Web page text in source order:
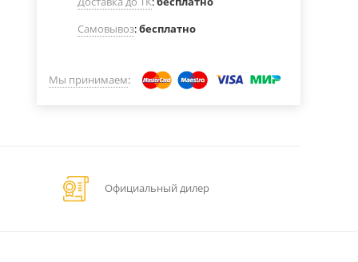
Самовывоз:бесплатно
Мы принимаем:
Официальный дилер